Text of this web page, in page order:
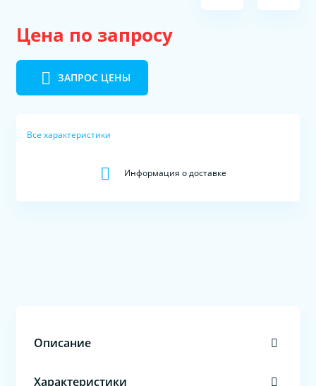
Цена по запросу
ЗАПРОС ЦЕНЫ
Все характеристики
Информация о доставке
Описание
Характеристики